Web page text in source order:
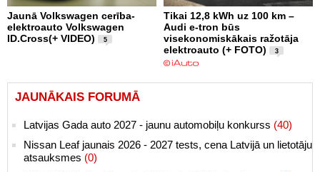
Jaunā Volkswagen cerība-
elektroauto Volkswagen
ID.Cross(+ VIDEO)
5
Tikai 12,8 kWh uz 100 km –
Audi e-tron būs
visekonomiskākais ražotāja
elektroauto (+ FOTO)
3
JAUNĀKAIS FORUMĀ
Latvijas Gada auto 2027 - jaunu automobiļu konkurss (40)
Nissan Leaf jaunais 2026 - 2027 tests, cena Latvijā un lietotāju
atsauksmes (0)